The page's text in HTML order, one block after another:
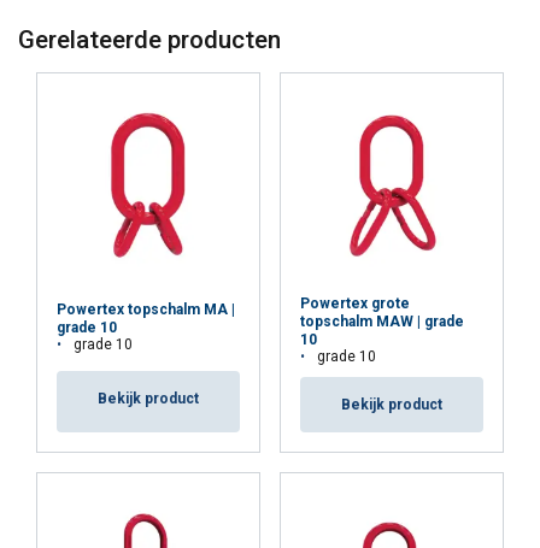
Gerelateerde producten
Powertex topschalm MA |
grade 10
grade 10
Bekijk product
Powertex grote
topschalm MAW | grade
10
grade 10
Bekijk product